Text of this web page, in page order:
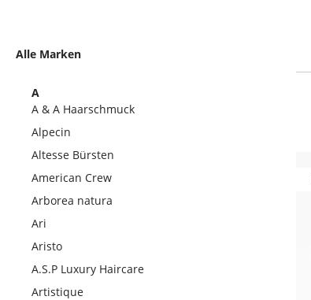
Alle Marken
A
A & A Haarschmuck
Alpecin
Altesse Bürsten
American Crew
Arborea natura
Ari
Aristo
A.S.P Luxury Haircare
Artistique